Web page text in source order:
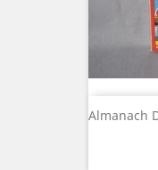
Almanach